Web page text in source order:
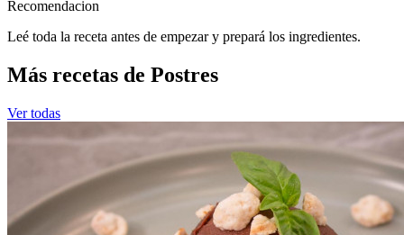
Recomendacion
Leé toda la receta antes de empezar y prepará los ingredientes.
Más recetas de Postres
Ver todas